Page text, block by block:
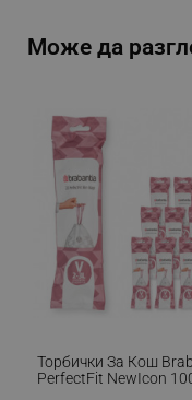
Може да
Торбички За Кош
PerfectFit NewIcon